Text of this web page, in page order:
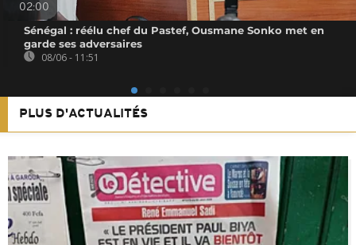
02:00
Sénégal : réélu chef du Pastef, Ousmane Sonko met en
garde ses adversaires
08/06 - 11:51
PLUS D'ACTUALITÉS